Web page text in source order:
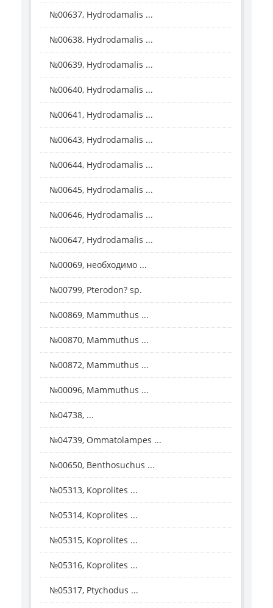
№00637, Hydrodamalis ...
№00638, Hydrodamalis ...
№00639, Hydrodamalis ...
№00640, Hydrodamalis ...
№00641, Hydrodamalis ...
№00643, Hydrodamalis ...
№00644, Hydrodamalis ...
№00645, Hydrodamalis ...
№00646, Hydrodamalis ...
№00647, Hydrodamalis ...
№00069, необходимо ...
№00799, Pterodon? sp.
№00869, Mammuthus ...
№00870, Mammuthus ...
№00872, Mammuthus ...
№00096, Mammuthus ...
№04738, ...
№04739, Ommatolampes ...
№00650, Benthosuchus ...
№05313, Koprolites ...
№05314, Koprolites ...
№05315, Koprolites ...
№05316, Koprolites ...
№05317, Ptychodus ...